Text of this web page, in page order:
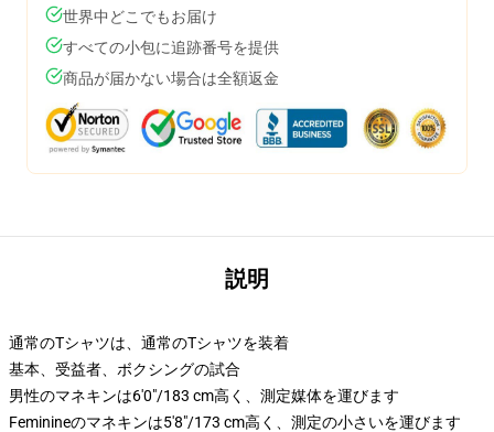
世界中どこでもお届け
すべての小包に追跡番号を提供
商品が届かない場合は全額返金
説明
通常のTシャツは、通常のTシャツを装着
基本、受益者、ボクシングの試合
男性のマネキンは6'0"/183 cm高く、測定媒体を運びます
Feminineのマネキンは5'8"/173 cm高く、測定の小さいを運びます